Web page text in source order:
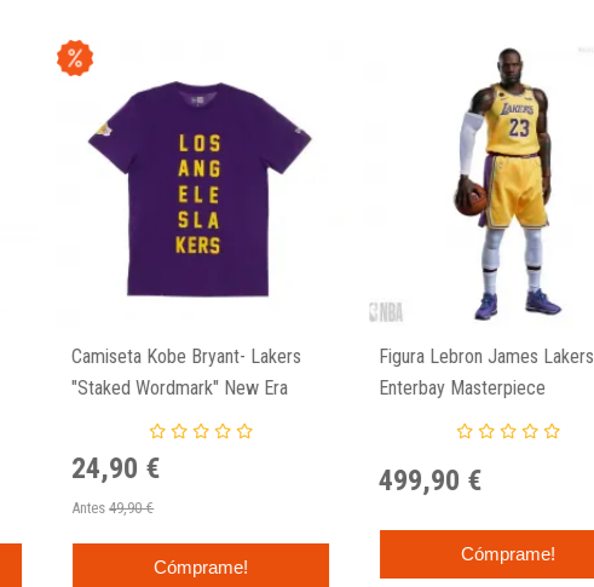
Camiseta Kobe Bryant- Lakers
"Staked Wordmark" New Era
24,90 €
Antes 49,90 €
Cómprame!
Figura Lebron James Lakers
Enterbay Masterpiece
499,90 €
Cómprame!